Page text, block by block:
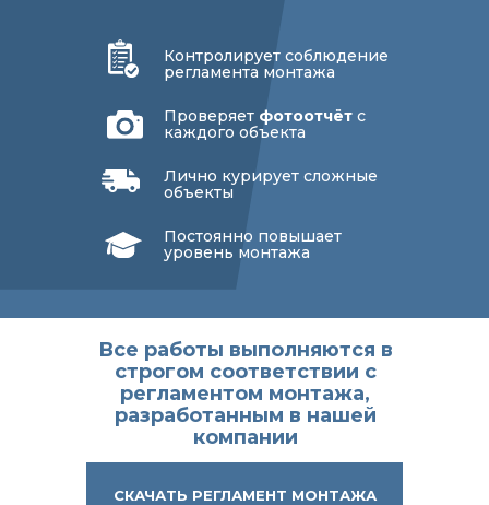
Контролирует соблюдение
регламента монтажа
Проверяет фотоотчёт с
каждого объекта
Лично курирует сложные
объекты
Постоянно повышает
уровень монтажа
СКАЧАТЬ РЕГЛАМЕНТ МОНТАЖА
Все работы выполняются в
строгом соответствии с
регламентом монтажа,
разработанным в нашей
компании